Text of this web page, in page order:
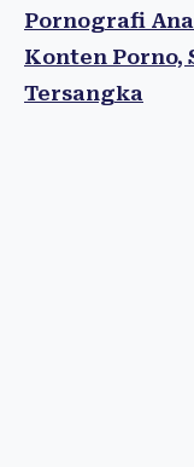
Pornografi
Konten Porno,
Tersangka